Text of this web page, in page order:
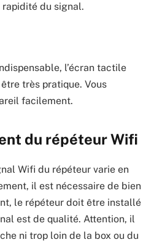
rapidité du signal.
l’écran tactile
très pratique. Vous
facilement.
du répéteur Wifi
Wifi du répéteur varie en
il est nécessaire de bien
le répéteur doit être installé
est de qualité. Attention, il
ni trop loin de la box ou du